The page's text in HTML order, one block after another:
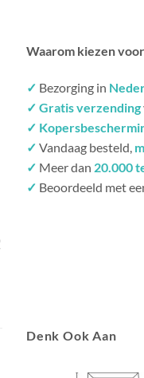
Waarom kiezen
✓ Bezorging in
✓ Gratis verzending
✓
✓ Vandaag besteld,
✓ Meer dan 20.000
✓ Beoordeeld met
Denk Ook Aan